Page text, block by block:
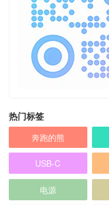
热门标签
奔跑的熊
USB-C
电源